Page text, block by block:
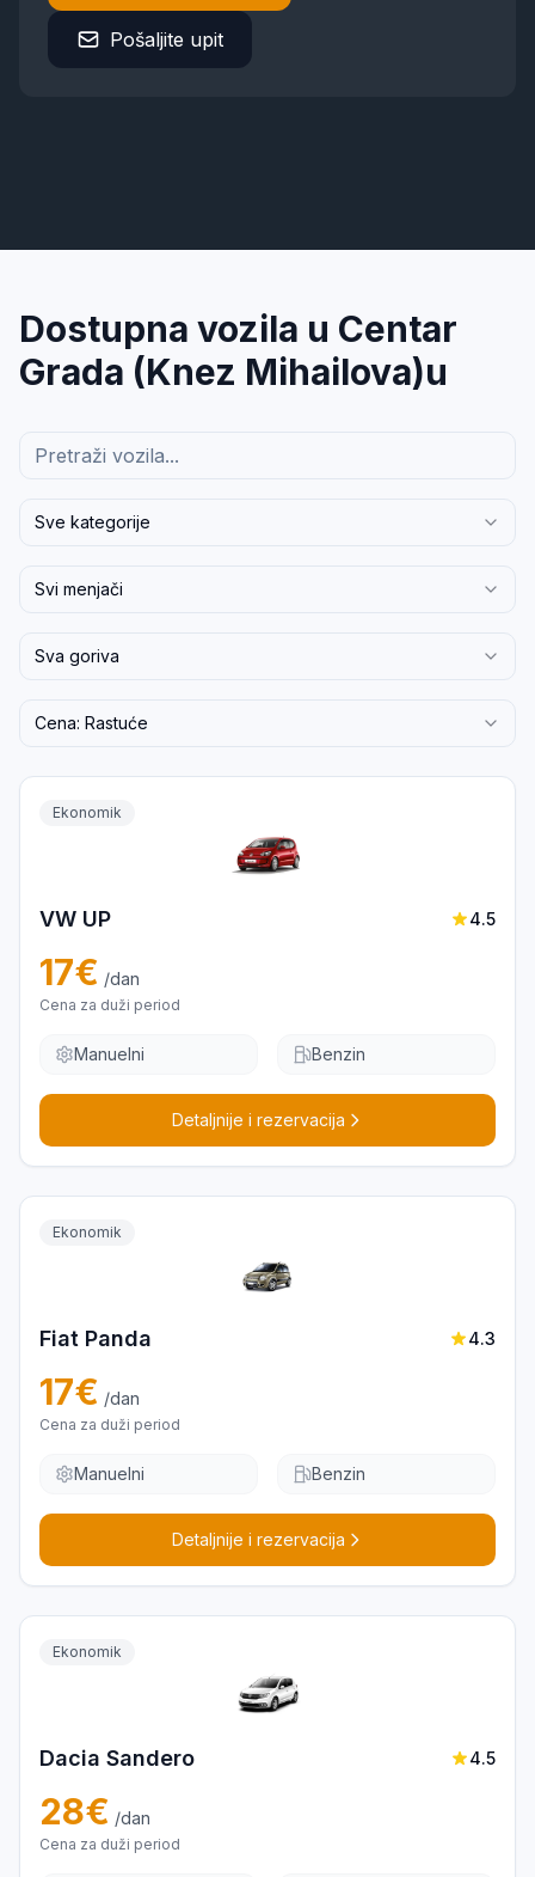
Pošaljite upit
Dostupna vozila u Centar
Grada (Knez Mihailova)u
Sve kategorije
Svi menjači
Sva goriva
Cena: Rastuće
Ekonomik
VW UP 4.5
17€ /dan
Cena za duži period
Manuelni Benzin
Detaljnije i rezervacija
Ekonomik
Fiat Panda 4.3
17€ /dan
Cena za duži period
Manuelni Benzin
Detaljnije i rezervacija
Ekonomik
Dacia Sandero 4.5
28€ /dan
Cena za duži period